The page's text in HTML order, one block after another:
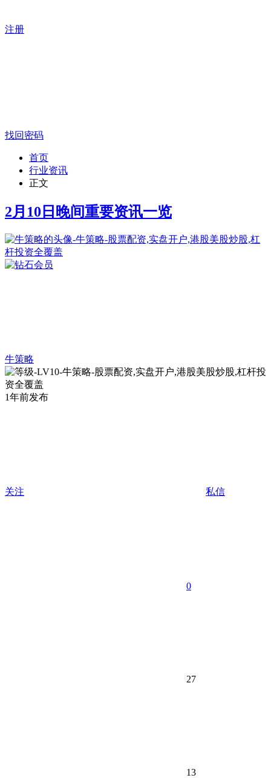
注册
找回密码
首页
行业资讯
正文
2月10日晚间重要资讯一览
牛策略
1年前发布
关注 私信
0
27
13